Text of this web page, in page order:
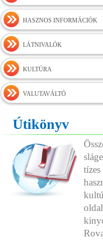
HASZNOS INFORMÁCIÓK
LÁTNIVALÓK
KULTÚRA
VALUTAVÁLTÓ
Útikönyv